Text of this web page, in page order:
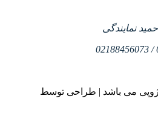
نمایندگی
می باشد | طراحی توسط